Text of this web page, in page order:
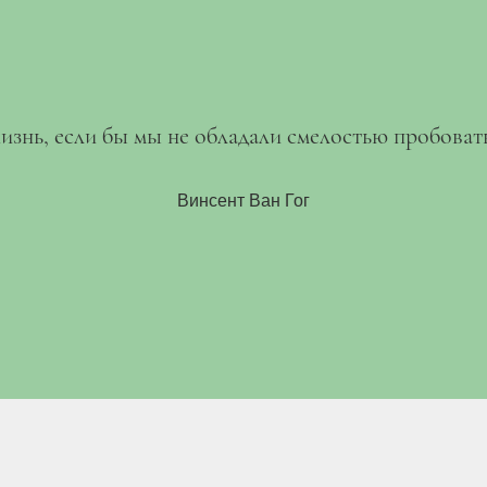
если бы мы не обладали смелостью
Винсент Ван Гог